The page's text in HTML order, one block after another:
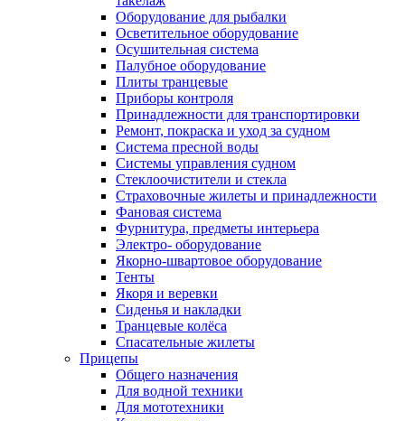
Оборудование для рыбалки
Осветительное оборудование
Осушительная система
Палубное оборудование
Плиты транцевые
Приборы контроля
Принадлежности для транспортировки
Ремонт, покраска и уход за судном
Система пресной воды
Системы управления судном
Стеклоочистители и стекла
Страховочные жилеты и принадлежности
Фановая система
Фурнитура, предметы интерьера
Электро- оборудование
Якорно-швартовое оборудование
Тенты
Якоря и веревки
Сиденья и накладки
Транцевые колёса
Спасательные жилеты
Прицепы
Общего назначения
Для водной техники
Для мототехники